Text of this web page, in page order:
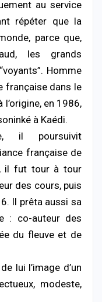
au service
répéter que la
parce que,
les grands
Homme
française dans le
en 1986,
à Kaédi.
il poursuivit
française de
il fut tour à tour
des cours, puis
Il prêta aussi sa
: co-auteur des
du fleuve et de
lui l’image d’un
modeste,